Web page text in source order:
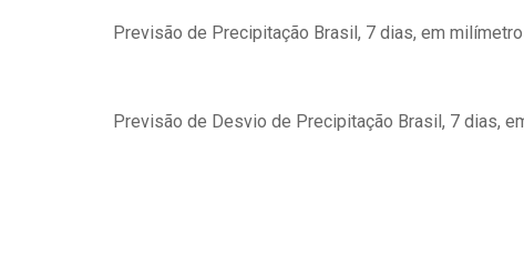
Previsão de Precipitação Brasil, 7 dias, em
Previsão de Desvio de Precipitação Brasil, 7 dias,